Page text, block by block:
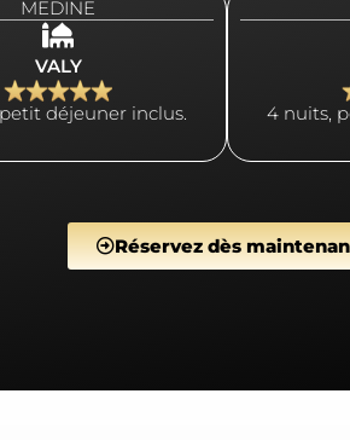
MEDINE
VALY
déjeuner inclus. 4 nuits,
Réservez dès